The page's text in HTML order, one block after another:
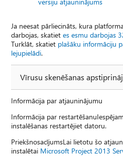
Ja neesat pārliecināts, kura
darbojas, skatietes esmu darbojas
Turklāt, skatiet plašāku informāciju
lejupielādi.
Vīrusu skenēšanas
Informācija par atjauninājumu
Informācija par
instalēšanas restartējiet datoru.
PriekšnosacījumsLai lietotu šo
instalētai Microsoft Project 2013